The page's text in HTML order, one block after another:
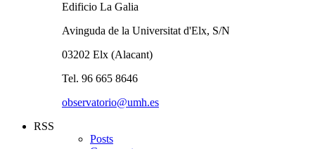
Edificio La Galia
Avinguda de la Universitat d'Elx, S/N
03202 Elx (Alacant)
Tel. 96 665 8646
observatorio@umh.es
RSS
Posts